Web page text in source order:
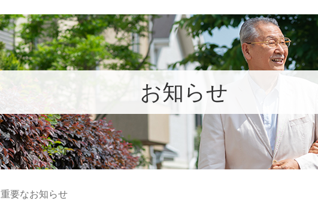
お知らせ
重要なお知らせ